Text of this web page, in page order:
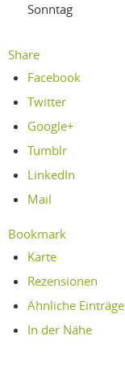
Sonntag
Share
Facebook
Twitter
Google+
Tumblr
LinkedIn
Mail
Bookmark
Karte
Rezensionen
Ähnliche Einträge
In der Nähe